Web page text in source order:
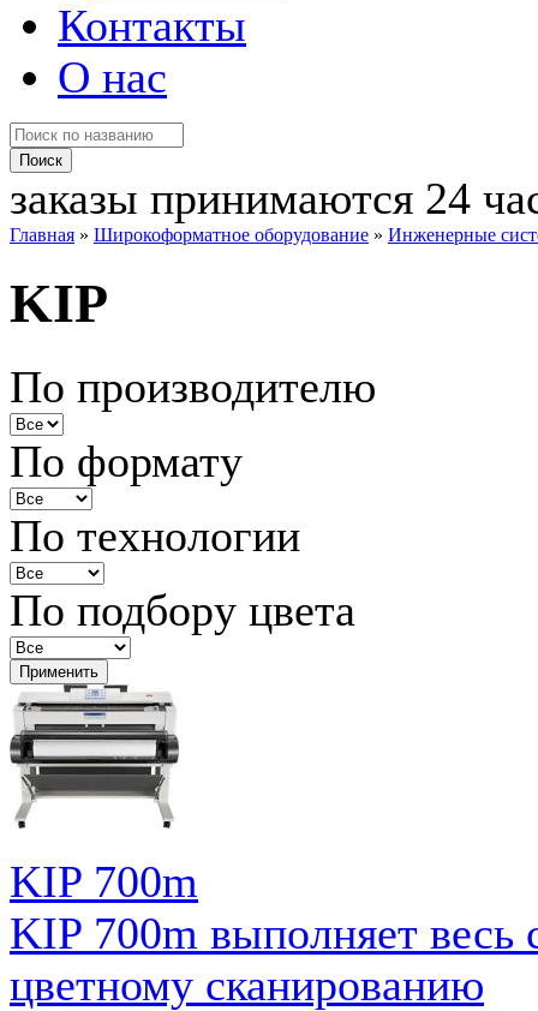
Контакты
О нас
заказы принимаются 24
Главная » Широкоформатное оборудование » Инженерные
KIP
По производителю
По формату
По технологии
По подбору цвета
KIP 700m
KIP 700m выполняет весь
цветному сканированию